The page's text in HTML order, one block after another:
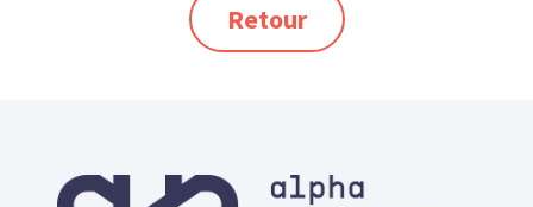
Retour